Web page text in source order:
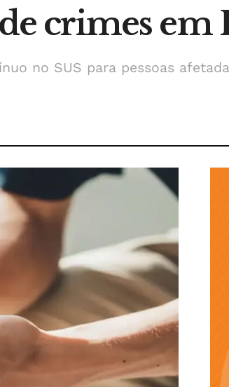
crimes em
no SUS para pessoas